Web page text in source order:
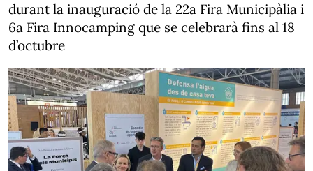
durant la inauguració de la 22a Fira Municipàlia i
6a Fira Innocamping que se celebrarà fins al 18
d’octubre